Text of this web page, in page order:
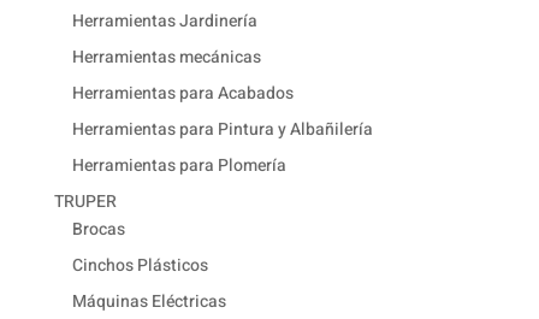
Herramientas Jardinería
Herramientas mecánicas
Herramientas para Acabados
Herramientas para Pintura y Albañilería
Herramientas para Plomería
TRUPER
Brocas
Cinchos Plásticos
Máquinas Eléctricas